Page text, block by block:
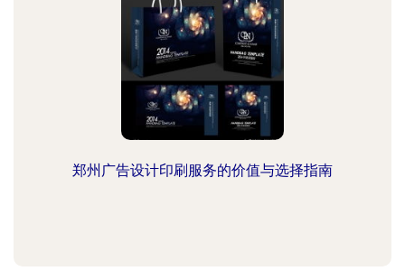
郑州广告设计印刷服务的价值与选择指南